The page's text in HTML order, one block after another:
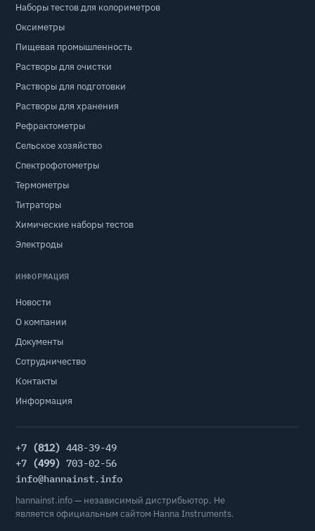
Наборы тестов для колориметров
Оксиметры
Пищевая промышленность
Растворы для очистки
Растворы для подготовки
Растворы для хранения
Рефрактометры
Сельское хозяйство
Спектрофотометры
Термометры
Титраторы
Химические наборы тестов
Электроды
ИНФОРМАЦИЯ
Новости
О компании
Документы
Сотрудничество
Контакты
Информация
+7 (812) 448-39-49
+7 (499) 703-02-56
info@hannainst.info
hannainst.info — независимый дистрибьютор. Не
является официальным сайтом Hanna Instruments.